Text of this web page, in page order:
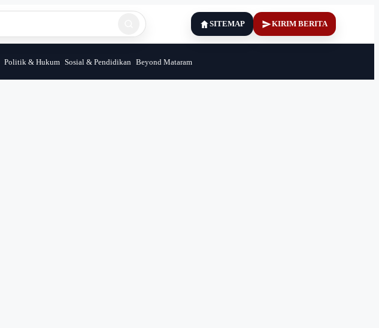
SITEMAP KIRIM BERITA
Politik & Hukum Sosial & Pendidikan Beyond Mataram